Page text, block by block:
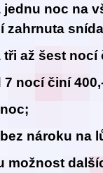
jednu noc na
zahrnuta
až šest nocí
nocí činí
nároku na
možnost